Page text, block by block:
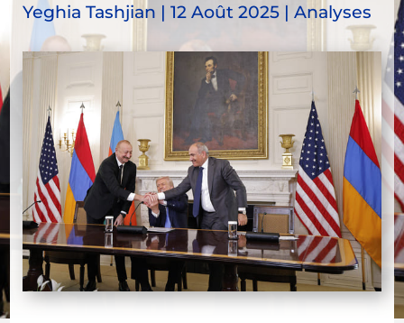
Yeghia Tashjian | 12 Août 2025 | Analyses